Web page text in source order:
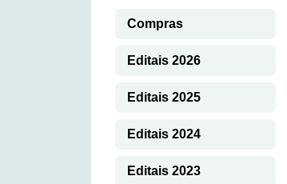
Compras
Editais 2026
Editais 2025
Editais 2024
Editais 2023